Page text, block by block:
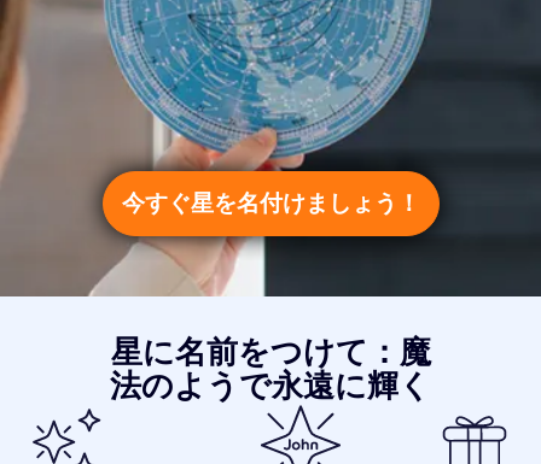
今すぐ星を名付けましょう！
星に名前をつけて：魔
法のようで永遠に輝く